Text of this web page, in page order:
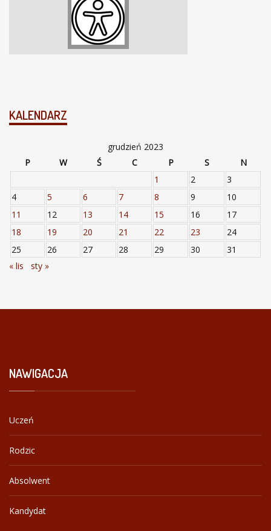
KALENDARZ
grudzień 2023
P
W Ś C P S
N
1
2
3
4
5 6 7 8 9
10
11
12 13 14 15 16
17
18
19 20 21 22 23
24
25
26 27 28 29 30
31
« lis
sty »
NAWIGACJA
Uczeń
Rodzic
Absolwent
Kandydat